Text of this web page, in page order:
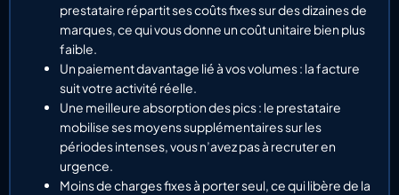
prestataire répartit ses coûts fixes sur des dizaines de
marques, ce qui vous donne un coût unitaire bien plus
faible.
Un paiement davantage lié à vos volumes : la facture
suit votre activité réelle.
Une meilleure absorption des pics : le prestataire
mobilise ses moyens supplémentaires sur les
périodes intenses, vous n’avez pas à recruter en
urgence.
Moins de charges fixes à porter seul, ce qui libère de la